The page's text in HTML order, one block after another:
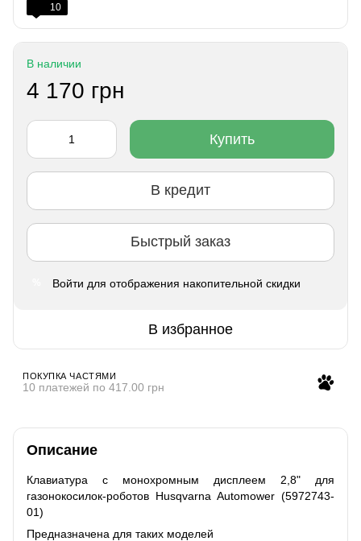
10
В наличии
4 170 грн
Купить
В кредит
Быстрый заказ
Войти для отображения накопительной скидки
В избранное
ПОКУПКА ЧАСТЯМИ
10 платежей по 417.00 грн
Описание
Клавиатура с монохромным дисплеем 2,8" для
газонокосилок-роботов Husqvarna Automower (5972743-
01)
Предназначена для таких моделей